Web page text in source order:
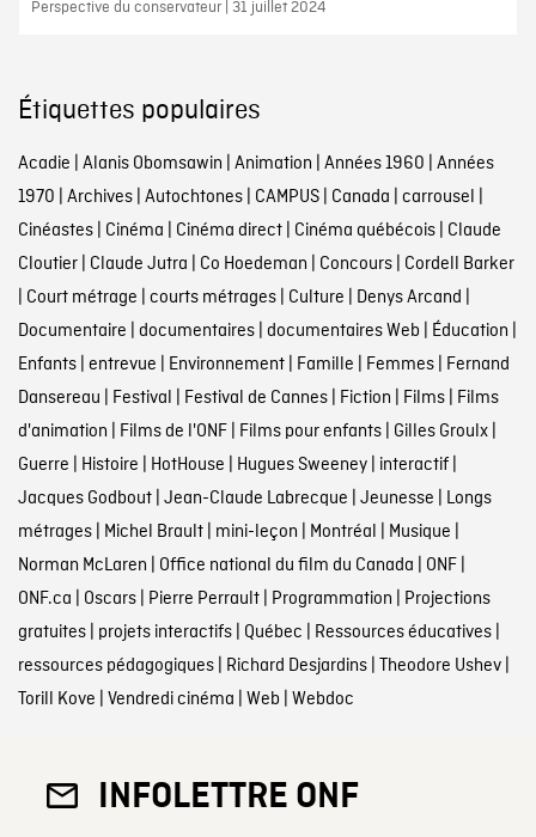
Perspective du conservateur | 31 juillet 2024
Étiquettes populaires
Acadie | Alanis Obomsawin | Animation | Années 1960 | Années
1970 | Archives| Autochtones| CAMPUS| Canada | carrousel |
Cinéastes| Cinéma | Cinéma direct| Cinéma québécois| Claude
Cloutier| Claude Jutra | Co Hoedeman | Concours| Cordell Barker
| Court métrage | courts métrages| Culture | Denys Arcand |
Documentaire | documentaires| documentaires Web | Éducation |
Enfants| entrevue | Environnement| Famille | Femmes| Fernand
Dansereau | Festival | Festival de Cannes| Fiction | Films| Films
d'animation | Films de l'ONF| Films pour enfants| Gilles Groulx|
Guerre | Histoire | HotHouse | Hugues Sweeney| interactif|
Jacques Godbout| Jean-Claude Labrecque | Jeunesse | Longs
métrages| Michel Brault| mini-leçon | Montréal | Musique |
Norman McLaren | Office national du film du Canada | ONF|
ONF.ca | Oscars| Pierre Perrault| Programmation | Projections
gratuites| projets interactifs| Québec | Ressources éducatives|
ressources pédagogiques| Richard Desjardins| Theodore Ushev|
Torill Kove | Vendredi cinéma | Web | Webdoc
INFOLETTRE ONF